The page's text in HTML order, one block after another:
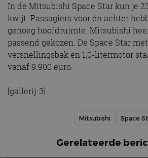
In de Mitsubishi Space Star kun je
kwijt. Passagiers voor én achter
genoeg hoofdruimte. Mitsubishi
passend gekozen. De Space Star
versnellingsbak en 1,0-litermotor
vanaf 9.900 euro.
[gallerij-3]
Mitsubishi Space
Gerelateerde